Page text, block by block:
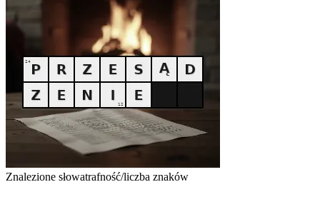
Znalezione słowatrafność/liczba znaków